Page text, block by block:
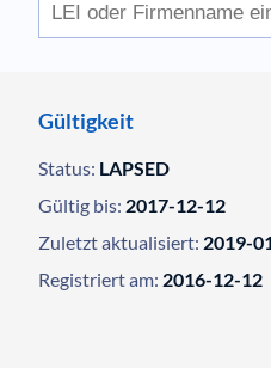
Gültigkeit
Status: LAPSED
Gültig bis: 2017-12-12
Zuletzt aktualisiert: 2019-
Registriert am: 2016-12-12